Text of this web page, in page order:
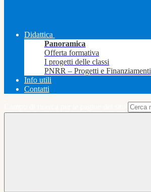
Didattica
Panoramica
Offerta formativa
I progetti delle classi
PNRR – Progetti e Finanziamenti
Info utili
Contatti